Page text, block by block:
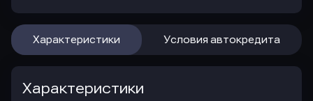
Характеристики Условия автокредита
Характеристики